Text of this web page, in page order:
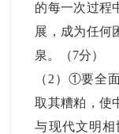
的每一次过程
展，成为任何
泉。（7分）
（2）①要全
取其糟粕，使
与现代文明